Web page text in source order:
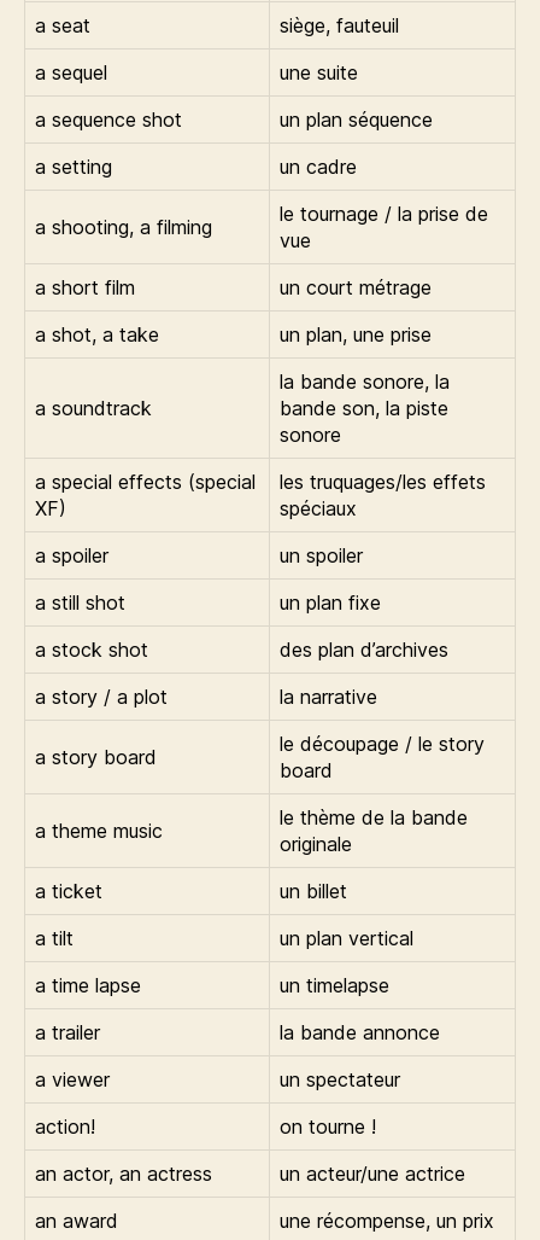
a seat
siège, fauteuil
a sequel
une suite
a sequence shot
un plan séquence
a setting
un cadre
a shooting, a filming
le tournage / la prise de
vue
a short film
un court métrage
a shot, a take
un plan, une prise
a soundtrack
la bande sonore, la
bande son, la piste
sonore
a special effects (special
XF)
les truquages/les effets
spéciaux
a spoiler
un spoiler
a still shot
un plan fixe
a stock shot
des plan d’archives
a story / a plot
la narrative
a story board
le découpage / le story
board
a theme music
le thème de la bande
originale
a ticket
un billet
a tilt
un plan vertical
a time lapse
un timelapse
a trailer
la bande annonce
a viewer
un spectateur
action!
on tourne !
an actor, an actress
un acteur/une actrice
an award
une récompense, un prix